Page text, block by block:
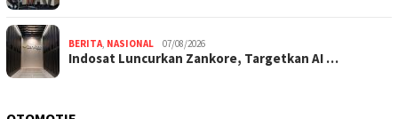
BERITA, NASIONAL 07/08/2026
Indosat Luncurkan Zankore, Targetkan AI …